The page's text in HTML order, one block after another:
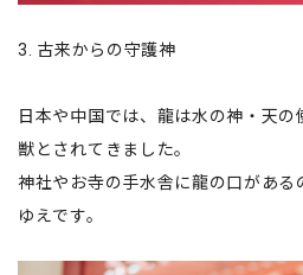
3. 古来からの守護神
日本や中国では、龍は水の神・天
獣とされてきました。
神社やお寺の手水舎に龍の口がある
ゆえです。